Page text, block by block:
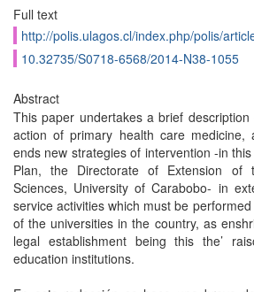
Full text
http://polis.ulagos.cl/index.php/polis/
10.32735/S0718-6568/2014-N38-1055
Abstract
This paper undertakes a brief
action of primary health care
ends new strategies of intervention -in
Plan, the Directorate of Extension of
Sciences, University of Carabobo- in
service activities which must be
of the universities in the country, as
legal establishment being this the’
education institutions.